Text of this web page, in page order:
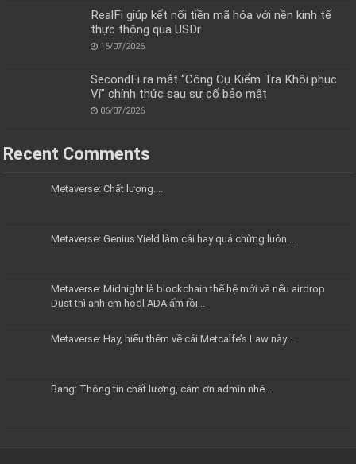
RealFi giúp kết nối tiền mã hóa với nền kinh tế
thực thông qua USDr
16/07/2026
SecondFi ra mắt “Công Cụ Kiểm Tra Khôi phục
Ví” chính thức sau sự cố bảo mật
06/07/2026
Recent Comments
Metaverse: Chất lượng....
Metaverse: Genius Yield làm cái hay quá chừng luôn....
Metaverse: Midnight là blockchain thế hệ mới và nếu airdrop
Dust thì anh em hodl ADA ấm rồi...
Metaverse: Hay, hiểu thêm về cái Metcalfe’s Law này....
Bang: Thông tin chất lượng, cám ơn admin nhé...